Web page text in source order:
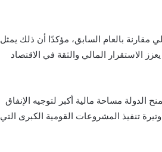
بالعام السابق، مؤكدًا أن ذلك يمثل
الاستقرار المالي والثقة في الاقتصاد
الدولة مساحة مالية أكبر لتوجيه الإنفاق
تنفيذ المشروعات القومية الكبرى التي